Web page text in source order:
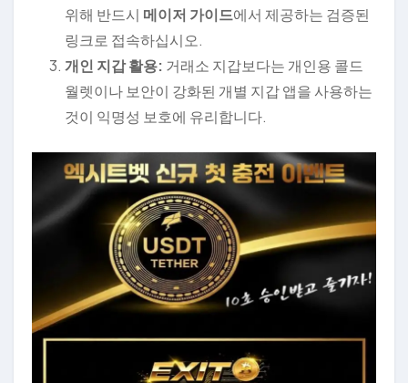
위해 반드시 메이저 가이드에서 제공하는 검증된
링크로 접속하십시오.
개인 지갑 활용: 거래소 지갑보다는 개인용 콜드
월렛이나 보안이 강화된 개별 지갑 앱을 사용하는
것이 익명성 보호에 유리합니다.